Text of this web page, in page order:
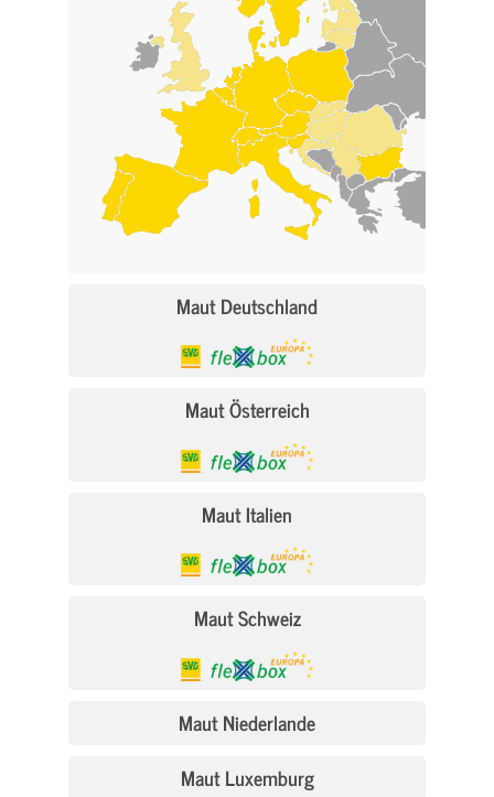
Maut Deutschland
Maut Österreich
Maut Italien
Maut Schweiz
Maut Niederlande
Maut Luxemburg